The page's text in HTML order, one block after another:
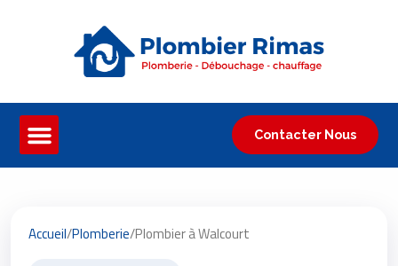
Contacter Nous
Accueil/Plomberie/Plombier à Walcourt